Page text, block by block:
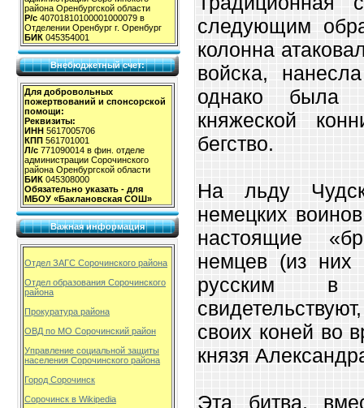
района Оренбургской области
Р/с 40701810100001000079 в
Отделении Оренбург г. Оренбург
БИК 045354001
Внебюджетный счет:
Для добровольных
пожертвований и спонсорской
помощи:
Реквизиты:
ИНН 5617005706
КПП 561701001
Л/с 771090014 в фин. отделе
администрации Сорочинского
района Оренбургской области
БИК 045308000
Обязательно указать - для
МБОУ «Баклановская СОШ»
Важная информация
Отдел ЗАГС Сорочинского района
Отдел образования Сорочинского
района
Прокуратура района
ОВД по МО Сорочинский район
Управление социальной защиты
населения Сорочинского района
Город Сорочинск
Сорочинск в Wikipedia
следующим
колонна
войска,
однако была
княжеской
бегство.
На льду
немецких
настоящие
немцев (из них
русским в
своих коней во
князя
Эта битва,